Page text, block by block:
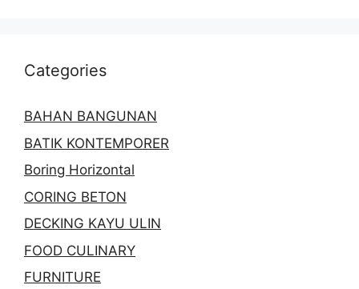
Categories
BAHAN BANGUNAN
BATIK KONTEMPORER
Boring Horizontal
CORING BETON
DECKING KAYU ULIN
FOOD CULINARY
FURNITURE